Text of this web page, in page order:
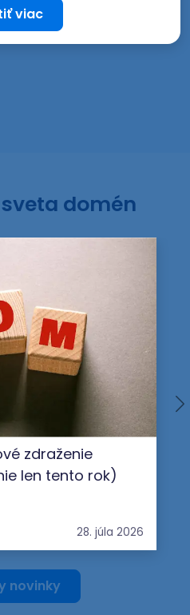
viac
domén
zdraženie
len tento rok)
28. júla 2026
novinky